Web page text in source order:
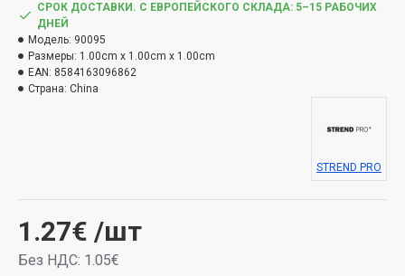
1.27€ /шт
Без НДС: 1.05€
СРОК ДОСТАВКИ. С ЕВРОПЕЙСКОГО СКЛАДА: 5–15 РАБОЧИХ
ДНЕЙ
Модель: 90095
Размеры: 1.00cm x 1.00cm x 1.00cm
EAN: 8584163096862
Страна: China
STREND PRO